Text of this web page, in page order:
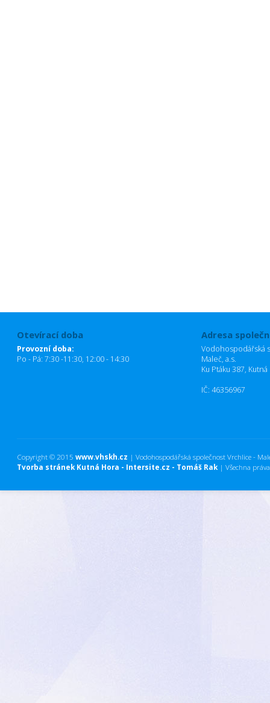
Otevírací doba
Provozní doba:
Po - Pá: 7:30 -11:30, 12:00 - 14:30
Adresa
Vodohospodářská
Maleč, a.s.
Ku Ptáku 387,
IČ: 46356967
Copyright © 2015 www.vhskh.cz | Vodohospodářská společnost Vrchlice -
Tvorba stránek Kutná Hora - Intersite.cz - Tomáš Rak | Všechna